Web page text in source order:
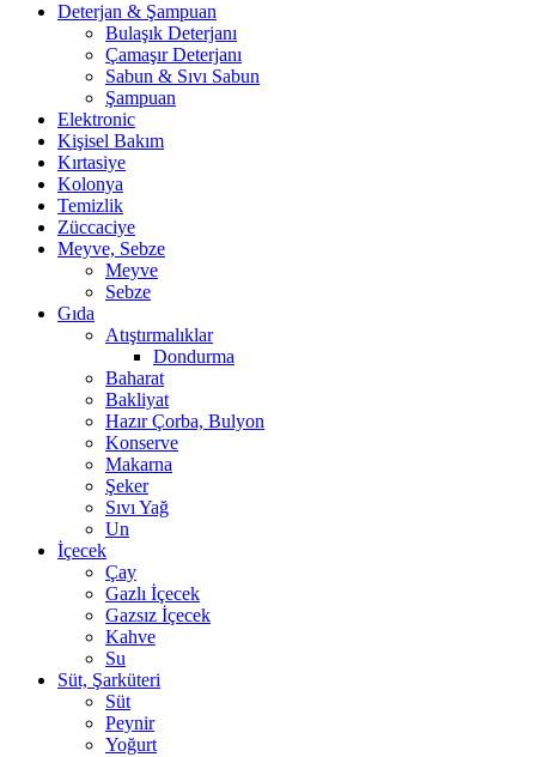
Deterjan & Şampuan
Bulaşık Deterjanı
Çamaşır Deterjanı
Sabun & Sıvı Sabun
Şampuan
Elektronic
Kişisel Bakım
Kırtasiye
Kolonya
Temizlik
Züccaciye
Meyve, Sebze
Meyve
Sebze
Gıda
Atıştırmalıklar
Dondurma
Baharat
Bakliyat
Hazır Çorba, Bulyon
Konserve
Makarna
Şeker
Sıvı Yağ
Un
İçecek
Çay
Gazlı İçecek
Gazsız İçecek
Kahve
Su
Süt, Şarküteri
Süt
Peynir
Yoğurt